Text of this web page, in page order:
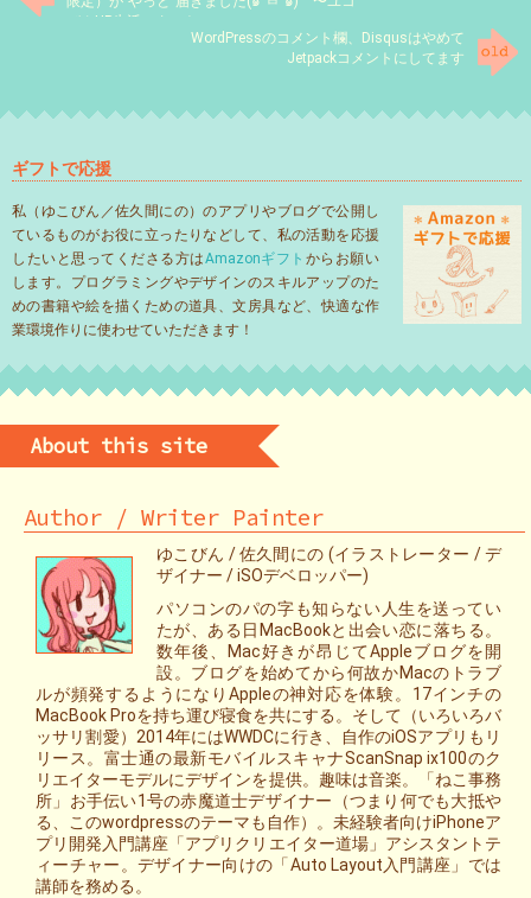
びんUP生活スタート
WordPressのコメント欄、Disqusはやめて
Jetpackコメントにしてます
ギフトで応援
私（ゆこびん／佐久間にの）のアプリやブログで公開し
ているものがお役に立ったりなどして、私の活動を応援
したいと思ってくださる方はAmazonギフト からお願い
します。プログラミングやデザインのスキルアップのた
めの書籍や絵を描くための道具、文房具など、快適な作
業環境作りに使わせていただきます！
About this site
Author / Writer Painter
ゆこびん / 佐久間にの (イラストレーター / デ
ザイナー / iSOデベロッパー)
パソコンのパの字も知らない人生を送ってい
たが、ある日MacBookと出会い恋に落ちる。
数年後、Mac好きが昂じてAppleブログを開
設。ブログを始めてから何故かMacのトラブ
ルが頻発するようになりAppleの神対応を体験。17インチの
MacBook Proを持ち運び寝食を共にする。そして（いろいろバ
ッサリ割愛）2014年にはWWDCに行き、自作のiOSアプリもリ
リース。富士通の最新モバイルスキャナScanSnap ix100のク
リエイターモデルにデザインを提供。趣味は音楽。「ねこ事務
所」お手伝い1号の赤魔道士デザイナー（つまり何でも大抵や
る、このwordpressのテーマも自作）。未経験者向けiPhoneア
プリ開発入門講座「アプリクリエイター道場」アシスタントテ
ィーチャー。デザイナー向けの「Auto Layout入門講座」では
講師を務める。